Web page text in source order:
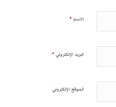
الاسم *
البريد الإلكتروني *
الموقع الإلكتروني